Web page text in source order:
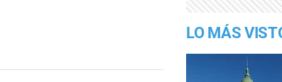
LO MÁS